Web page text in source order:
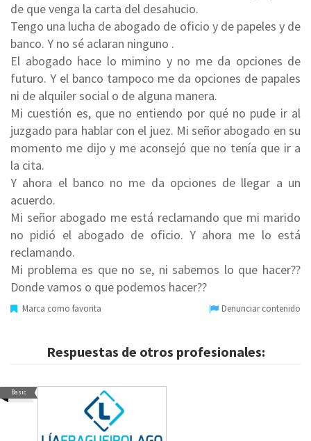
de que venga la carta del desahucio.
Tengo una lucha de abogado de oficio y de papeles y de
banco. Y no sé aclaran ninguno .
El abogado hace lo mimino y no me da opciones de
futuro. Y el banco tampoco me da opciones de papales
ni de alquiler social o de alguna manera.
Mi cuestión es, que no entiendo por qué no pude ir al
juzgado para hablar con el juez. Mi señor abogado en su
momento me dijo y me aconsejó que no tenía que ir a
la cita.
Y ahora el banco no me da opciones de llegar a un
acuerdo.
Mi señor abogado me está reclamando que mi marido
no pidió el abogado de oficio. Y ahora me lo está
reclamando.
Mi problema es que no se, ni sabemos lo que hacer??
Donde vamos o que podemos hacer??
Marca como favorita Denunciar contenido
Respuestas de otros profesionales:
Basic